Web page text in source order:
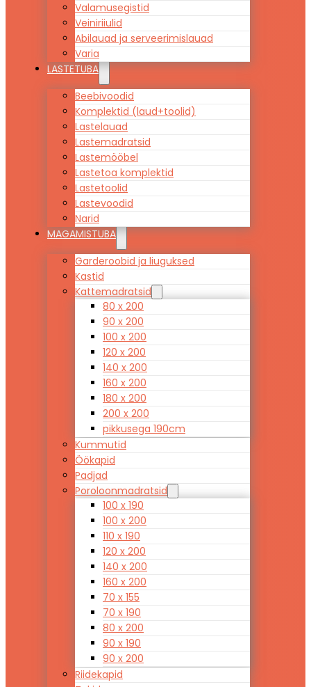
Valamusegistid
Veiniriiulid
Abilauad ja serveerimislauad
Varia
LASTETUBA
Beebivoodid
Komplektid (laud+toolid)
Lastelauad
Lastemadratsid
Lastemööbel
Lastetoa komplektid
Lastetoolid
Lastevoodid
Narid
MAGAMISTUBA
Garderoobid ja liuguksed
Kastid
Kattemadratsid
80 x 200
90 x 200
100 x 200
120 x 200
140 x 200
160 x 200
180 x 200
200 x 200
pikkusega 190cm
Kummutid
Öökapid
Padjad
Poroloonmadratsid
100 x 190
100 x 200
110 x 190
120 x 200
140 x 200
160 x 200
70 x 155
70 x 190
80 x 200
90 x 190
90 x 200
Riidekapid